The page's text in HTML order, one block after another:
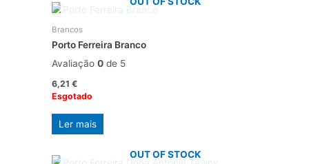
Brancos
Porto Ferreira Branco
Avaliação 0de 5
6,21 €
Esgotado
Ler mais
OUT OF STOCK